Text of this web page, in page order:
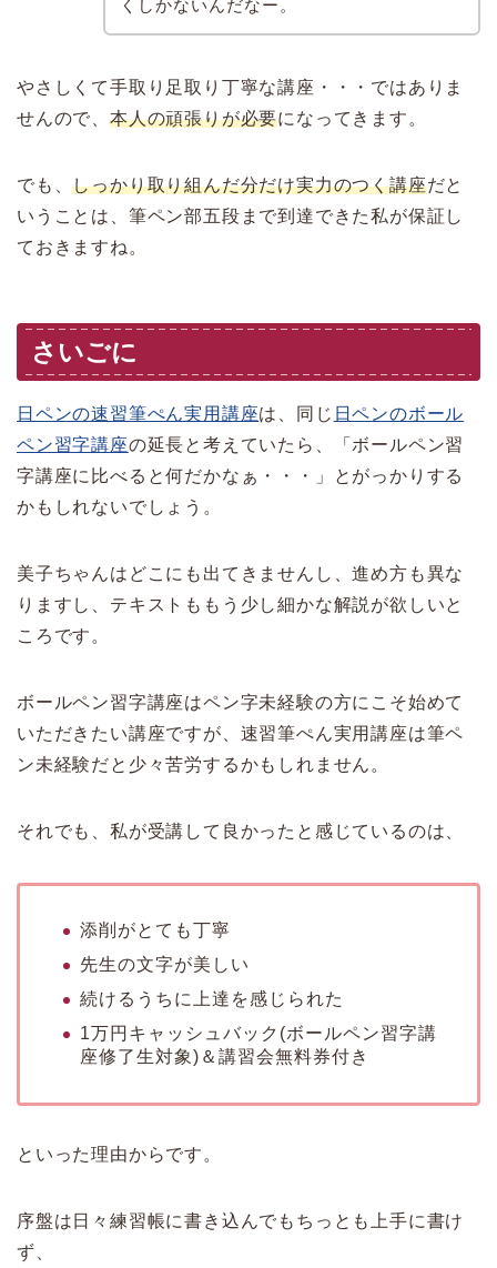
くしかないんだなー。
やさしくて手取り足取り丁寧な講座・・・ではありま
せんので、 本人の頑張りが必要になってきます。
でも、しっかり取り組んだ分だけ実力のつく講座だと
いうことは、筆ペン部五段まで到達できた私が保証し
ておきますね。
さいごに
日ペンの速習筆ぺん実用講座は、同じ 日ペンのボール
ペン習字講座の延長と考えていたら、「ボールペン習
字講座に比べると何だかなぁ・・・」とがっかりする
かもしれないでしょう。
美子ちゃんはどこにも出てきませんし、進め方も異な
りますし、テキストももう少し細かな解説が欲しいと
ころです。
ボールペン習字講座はペン字未経験の方にこそ始めて
いただきたい講座ですが、速習筆ぺん実用講座は筆ペ
ン未経験だと少々苦労するかもしれません。
それでも、私が受講して良かったと感じているのは、
添削がとても丁寧
先生の文字が美しい
続けるうちに上達を感じられた
1万円キャッシュバック(ボールペン習字講
座修了生対象)＆講習会無料券付き
といった理由からです。
序盤は日々練習帳に書き込んでもちっとも上手に書け
ず、